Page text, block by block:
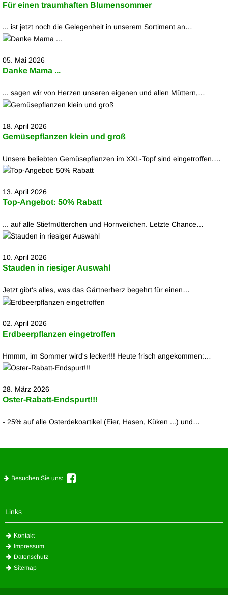
Für einen traumhaften Blumensommer
... ist jetzt noch die Gelegenheit in unserem Sortiment an…
05. Mai 2026
Danke Mama ...
... sagen wir von Herzen unseren eigenen und allen Müttern,…
18. April 2026
Gemüsepflanzen klein und groß
Unsere beliebten Gemüsepflanzen im XXL-Topf sind eingetroffen.…
13. April 2026
Top-Angebot: 50% Rabatt
... auf alle Stiefmütterchen und Hornveilchen. Letzte Chance…
10. April 2026
Stauden in riesiger Auswahl
Jetzt gibt's alles, was das Gärtnerherz begehrt für einen…
02. April 2026
Erdbeerpflanzen eingetroffen
Hmmm, im Sommer wird's lecker!!! Heute frisch angekommen:…
28. März 2026
Oster-Rabatt-Endspurt!!!
- 25% auf alle Osterdekoartikel (Eier, Hasen, Küken ...) und…
Besuchen Sie uns:
Links
Kontakt
Impressum
Datenschutz
Sitemap